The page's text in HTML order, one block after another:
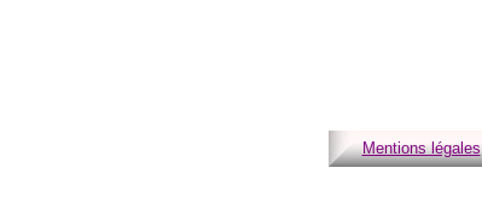
Mentions légales